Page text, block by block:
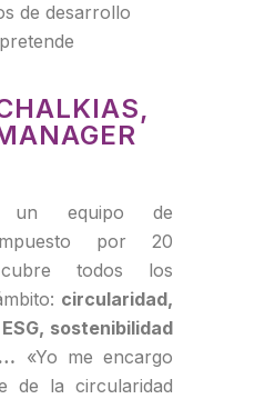
de desarrollo
un equipo de
por 20
todos los
circularidad,
sostenibilidad
«Yo me encargo
de la circularidad